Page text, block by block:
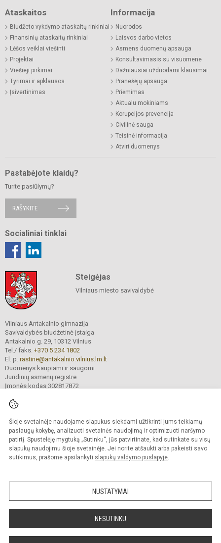
Šioje svetainėje naudojame slapukus siekdami užtikrinti jums teikiamų
paslaugų kokybę, analizuoti svetainės naudojimą ir optimizuoti naršymo
patirtį. Spustelėję mygtuką „Sutinku“, jūs patvirtinate, kad sutinkate su visų
slapukų naudojimu šioje svetainėje. Jei norite atšaukti arba pakeisti savo
sutikimus, prašome apsilankyti slapukų valdymo puslapyje.
NUSTATYMAI
NESUTINKU
Ataskaitos
Biudžeto vykdymo ataskaitų rinkiniai
Finansinių ataskaitų rinkiniai
Lėšos veiklai viešinti
Projektai
Viešieji pirkimai
Tyrimai ir apklausos
Įsivertinimas
Informacija
Nuorodos
Laisvos darbo vietos
Asmens duomenų apsauga
Konsultavimasis su visuomene
Dažniausiai užduodami klausimai
Pranešėjų apsauga
Priėmimas
Aktualu mokiniams
Korupcijos prevencija
Civilinė sauga
Teisinė informacija
Atviri duomenys
Pastabėjote klaidų?
Turite pasiūlymų?
RAŠYKITE
Socialiniai tinklai
Steigėjas
Vilniaus miesto savivaldybė
Vilniaus Antakalnio gimnazija
Savivaldybės biudžetinė įstaiga
Antakalnio g. 29, 10312 Vilnius
Tel./ faks. +370 5 234 1802
El. p. rastine@antakalnio.vilnius.lm.lt
Duomenys kaupiami ir saugomi
Juridinių asmenų registre
Įmonės kodas 302817872
© 2026. Vilniaus Antakalnio gimnazija. Visos teisės saugomos.
Kopijuoti turinį be raštiško gimnazijos sutikimo griežtai draudžiama.
Versija neįgaliesiems Slapukų valdymas